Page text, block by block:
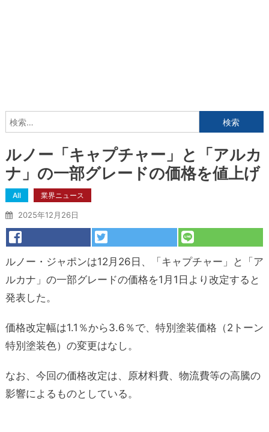
索:
ルノー「キャプチャー」と「アルカ
ナ」の一部グレードの価格を値上げ
All 業界ニュース
2025年12月26日
ルノー・ジャポンは12月26日、「キャプチャー」と「ア
ルカナ」の一部グレードの価格を1月1日より改定すると
発表した。
価格改定幅は1.1％から3.6％で、特別塗装価格（2トーン
特別塗装色）の変更はなし。
なお、今回の価格改定は、原材料費、物流費等の高騰の
影響によるものとしている。